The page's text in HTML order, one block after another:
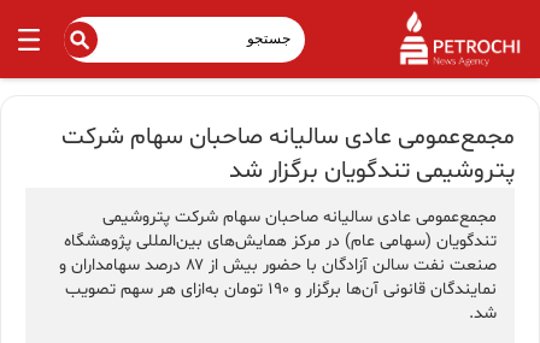
مجمع‌عمومی عادی سالیانه صاحبان سهام شرکت
پتروشيمی تندگويان برگزار شد
مجمع‌عمومی عادی سالیانه صاحبان سهام شرکت پتروشيمی
تندگويان (سهامی عام) در مرکز همايش‌های بين‌المللی پژوهشگاه
صنعت نفت سالن آزادگان با حضور بیش از ۸۷ درصد سهامداران و
نمایندگان قانونی آن‌ها برگزار و ۱۹۰ تومان به‌ازای هر سهم تصویب
شد.